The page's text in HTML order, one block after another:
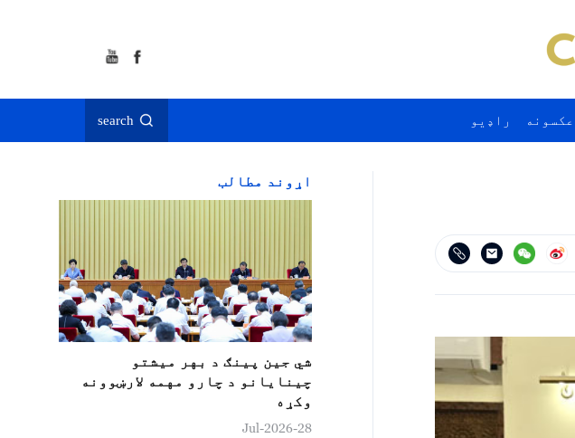
عکسونه راډيو search
اړوند مطالب
شي جین پینګ د بهر میشتو
چينايانو د چارو مهمه لارښوونه
وکړه
28-Jul-2026